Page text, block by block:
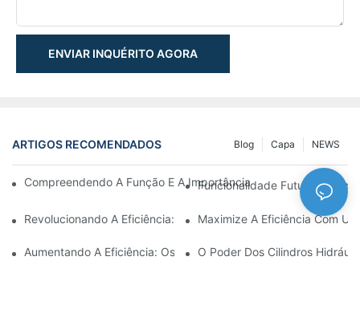
ENVIAR INQUÉRITO AGORA
ARTIGOS RECOMENDADOS NEWS
Capa
Blog
Compreendendo A Função E A Importância Dos Cilindros
Funcionalidade Futurista:
Revolucionando A Eficiência: O Cilindro Telescópico Elétrico
Maximize A Eficiência Com
Aumentando A Eficiência: Os Benefícios De Um Cilindro
O Poder Dos Cilindros